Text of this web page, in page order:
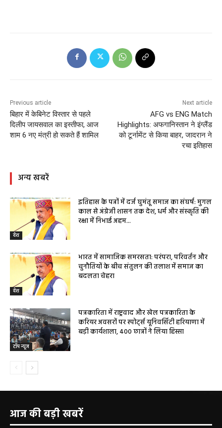
Previous article
बिहार में केबिनेट विस्तार से पहले
दिलीप जायसवाल का इस्तीफा, आज
शाम 6 नए मंत्री हो सकते हैं शामिल
Next article
AFG vs ENG Match
Highlights: अफगानिस्तान ने इंग्लैंड
को टूर्नामेंट से किया बाहर, जादरान ने
रचा इतिहास
अन्य खबरें
देश
इतिहास के पन्नों में दर्ज घुमंतू समाज का संघर्ष: मुगल
काल से अंग्रेजी शासन तक देश, धर्म और संस्कृति की
रक्षा में निभाई अहम...
देश
भारत में सामाजिक समरसता: परंपरा, परिवर्तन और
चुनौतियों के बीच संतुलन की तलाश में समाज का
बदलता चेहरा
टॉप न्यूज
पत्रकारिता में राष्ट्रवाद और खेल पत्रकारिता के
करियर अवसरों पर स्पोर्ट्स यूनिवर्सिटी हरियाणा में
बड़ी कार्यशाला, 400 छात्रों ने लिया हिस्सा
आज की बड़ी खबरें